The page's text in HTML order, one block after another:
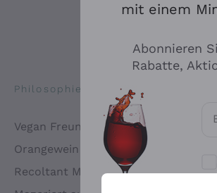
Philosophien
Vegan Freundlich
Orangewein
Recoltant Manipulant
mit einem
Abonnieren
Rabatte,